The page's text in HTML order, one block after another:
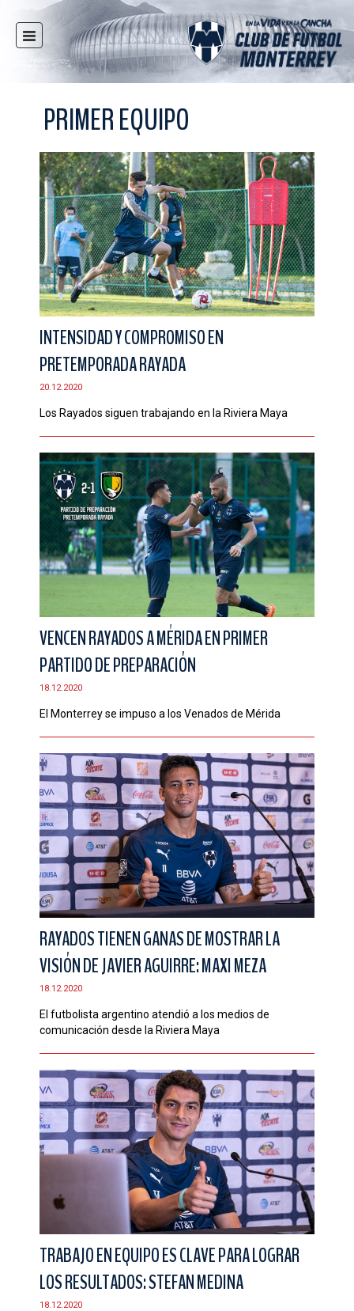
INICIO
NOTICIAS
RAYADOS
RAYADAS
FUERZAS BÁSICAS
RESPONSABILIDAD SOCIAL
TAQUILLA
TIENDA
ESTADIO
PRENSA
CONTACTO
PRIMER EQUIPO
INTENSIDAD Y COMPROMISO EN
PRETEMPORADA RAYADA
20.12.2020
Los Rayados siguen trabajando en la Riviera Maya
VENCEN RAYADOS A MÉRIDA EN PRIMER
PARTIDO DE PREPARACIÓN
18.12.2020
El Monterrey se impuso a los Venados de Mérida
RAYADOS TIENEN GANAS DE MOSTRAR LA
VISIÓN DE JAVIER AGUIRRE: MAXI MEZA
18.12.2020
El futbolista argentino atendió a los medios de
comunicación desde la Riviera Maya
TRABAJO EN EQUIPO ES CLAVE PARA LOGRAR
LOS RESULTADOS: STEFAN MEDINA
18.12.2020